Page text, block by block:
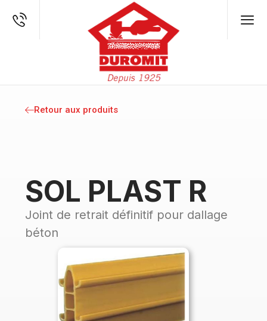
Retour aux produits
SOL PLAST R
Joint de retrait définitif pour dallage
béton